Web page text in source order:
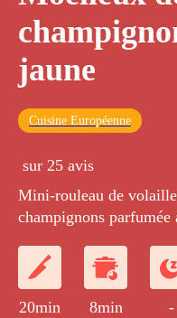
jaune
Cuisine Européenne
sur 25 avis
Mini-rouleau de
champignons parfumée
20min 8min -